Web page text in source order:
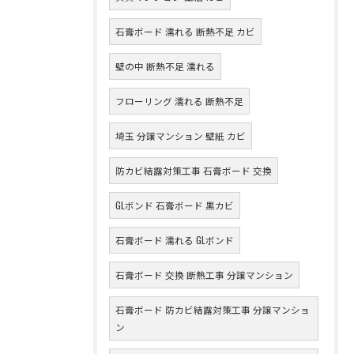
石膏ボード 濡れる 断熱不足 カビ
壁の中 断熱不足 濡れる
フローリング 濡れる 断熱不足
埼玉 分譲マンション 壁紙 カビ
防カビ結露対策工事 石膏ボード 交換
GLボンド 石膏ボード 黒カビ
石膏ボード 濡れる GLボンド
石膏ボード 交換 断熱工事 分譲マンション
石膏ボード 防カビ結露対策工事 分譲マンショ
ン